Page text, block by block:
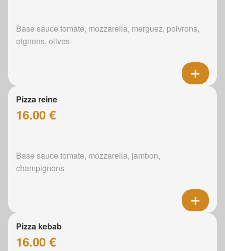
Base sauce tomate, mozzarella, merguez, poivrons,
oignons, olives
Pizza reine
16.00 €
Base sauce tomate, mozzarella, jambon,
champignons
Pizza kebab
16.00 €